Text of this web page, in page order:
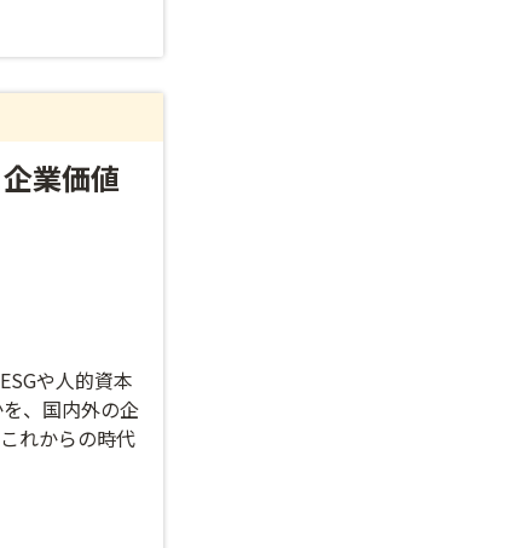
業価値
や人的資本
、国内外の企
れからの時代